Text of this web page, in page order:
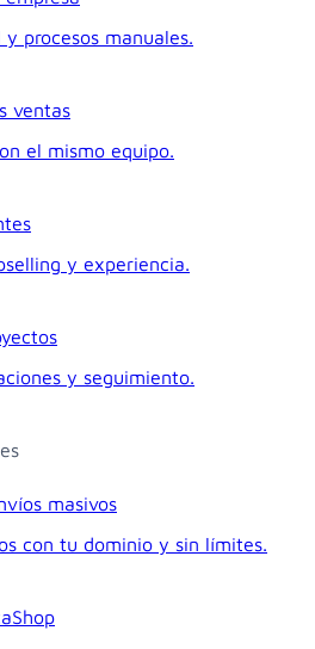
y procesos manuales.
ventas
el mismo equipo.
y experiencia.
y seguimiento.
masivos
con tu dominio y sin límites.